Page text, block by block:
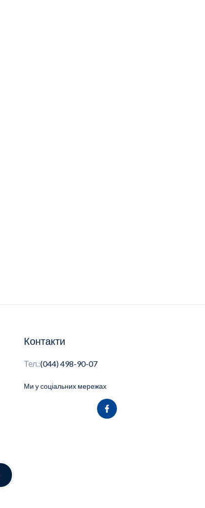
Контакти
Тел.:(044) 498-90-07
Ми у соціальних мережах